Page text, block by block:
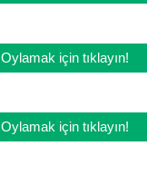
Oylamak için tıklayın!
Oylamak için tıklayın!